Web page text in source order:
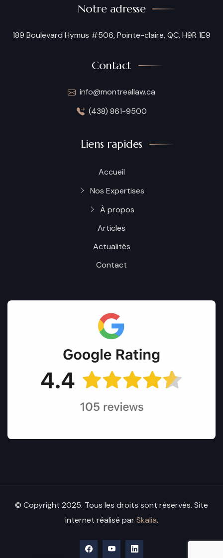
Notre adresse
189 Boulevard Hymus #506, Pointe-claire, QC, H9R 1E9
Contact
info@montreallaw.ca
(438) 861-9500
Liens rapides
Accueil
Nos Expertises
À propos
Articles
Actualités
Contact
© Copyright 2025. Tous les droits sont réservés. Site
internet réalisé parSkalia.